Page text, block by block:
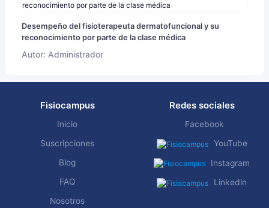
Desempeño del fisioterapeuta dermatofuncional y su
reconocimiento por parte de la clase médica
Autor: Administrador
Fisiocampus
Inicio
Suscripciones
Blog
FAQ
Nosotros
Redes sociales
Facebook
YouTube
Instagram
Linkedin